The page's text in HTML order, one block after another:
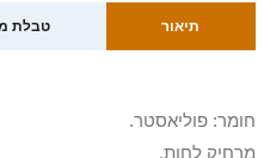
תיאור טבלת
חומר: פוליאסטר.
מרחיק לחות.